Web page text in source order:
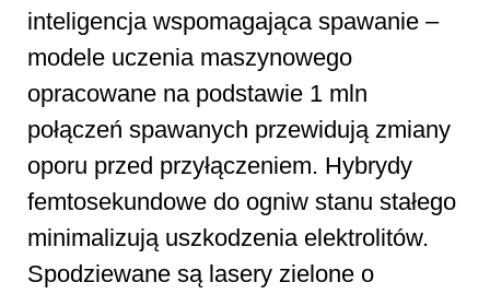
inteligencja wspomagająca spawanie –
modele uczenia maszynowego
opracowane na podstawie 1 mln
połączeń spawanych przewidują zmiany
oporu przed przyłączeniem. Hybrydy
femtosekundowe do ogniw stanu stałego
minimalizują uszkodzenia elektrolitów.
Spodziewane są lasery zielone o